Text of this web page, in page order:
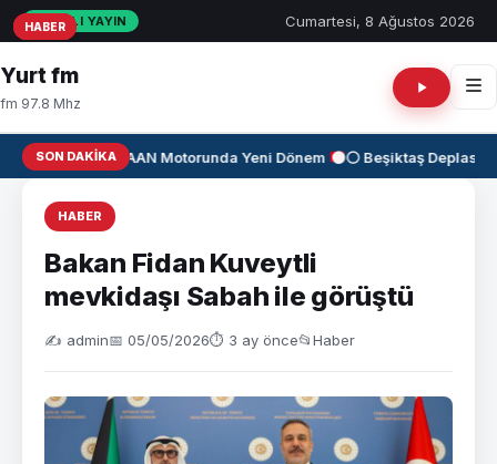
CANLI YAYIN Cumartesi, 8 Ağustos 2026
Yurt fm
fm 97.8 Mhz
SON DAKIKA
✈️KAAN Motorunda Yeni Dönem ⚫⚪ Beşiktaş
HABER
Bakan Fidan Kuveytli
mevkidaşı Sabah ile görüştü
✍️ admin📅 05/05/2026⏱ 3 ay önce📂Haber
HABER
HABER
HABER